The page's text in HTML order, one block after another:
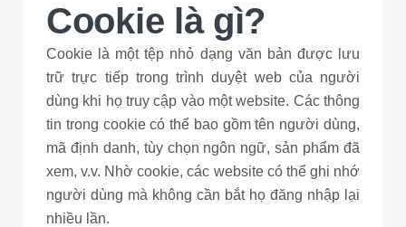
Cookie là gì?
Cookie là một tệp nhỏ dạng văn bản được lưu
trữ trực tiếp trong trình duyệt web của người
dùng khi họ truy cập vào một website. Các thông
tin trong cookie có thể bao gồm tên người dùng,
mã định danh, tùy chọn ngôn ngữ, sản phẩm đã
xem, v.v. Nhờ cookie, các website có thể ghi nhớ
người dùng mà không cần bắt họ đăng nhập lại
nhiều lần.